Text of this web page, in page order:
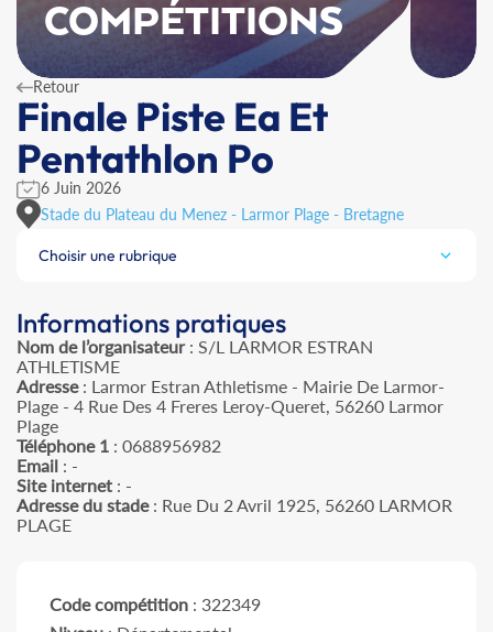
COMPÉTITIONS
Retour
Finale Piste Ea Et
Pentathlon Po
6 Juin 2026
Stade du Plateau du Menez - Larmor Plage - Bretagne
Choisir une rubrique
Informations pratiques
Nom de l’organisateur: S/L LARMOR ESTRAN
ATHLETISME
Adresse: Larmor Estran Athletisme - Mairie De Larmor-
Plage - 4 Rue Des 4 Freres Leroy-Queret, 56260 Larmor
Plage
Téléphone 1 : 0688956982
Email : -
Site internet : -
Adresse du stade: Rue Du 2 Avril 1925, 56260 LARMOR
PLAGE
Code compétition : 322349